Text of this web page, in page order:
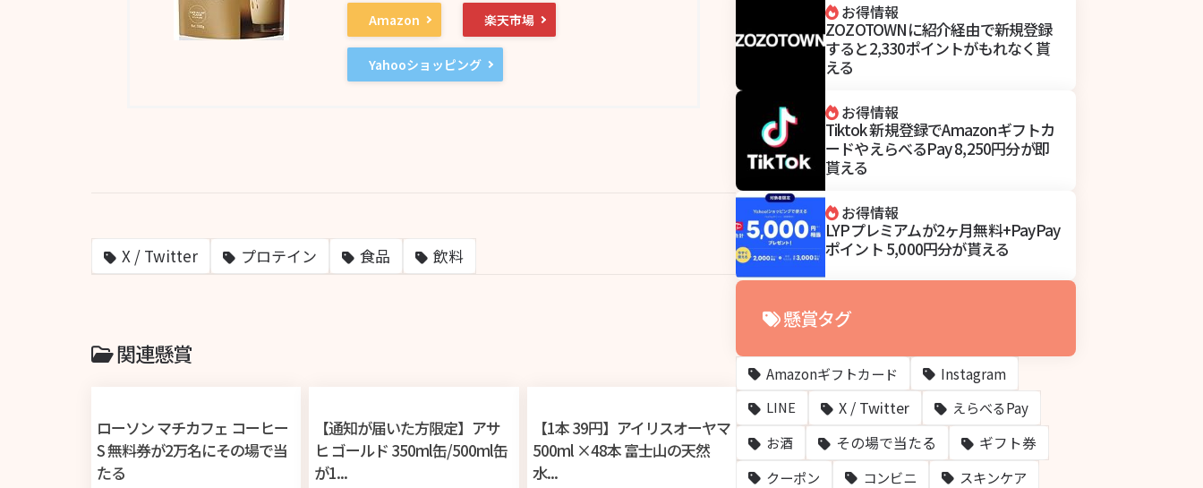
Amazon 楽天市場
Yahooショッピング
X / Twitter プロテイン 食品 飲料
関連懸賞
ローソン マチカフェ コーヒー
S 無料券が2万名にその場で当
たる
【通知が届いた方限定】アサ
ヒ ゴールド 350ml缶/500ml缶
が1...
【1本 39円】アイリスオーヤマ
500ml ×48本 富士山の天然
水...
お得情報
ZOZOTOWNに紹介経由で新規登録
すると2,330ポイントがもれなく貰
える
お得情報
Tiktok 新規登録でAmazonギフトカ
ードやえらべるPay 8,250円分が即
貰える
お得情報
LYPプレミアムが2ヶ月無料+PayPay
ポイント 5,000円分が貰える
懸賞タグ
Amazonギフトカード Instagram
LINE X / Twitter
えらべるPay
お酒
その場で当たる ギフト券
クーポン コンビニ スキンケア